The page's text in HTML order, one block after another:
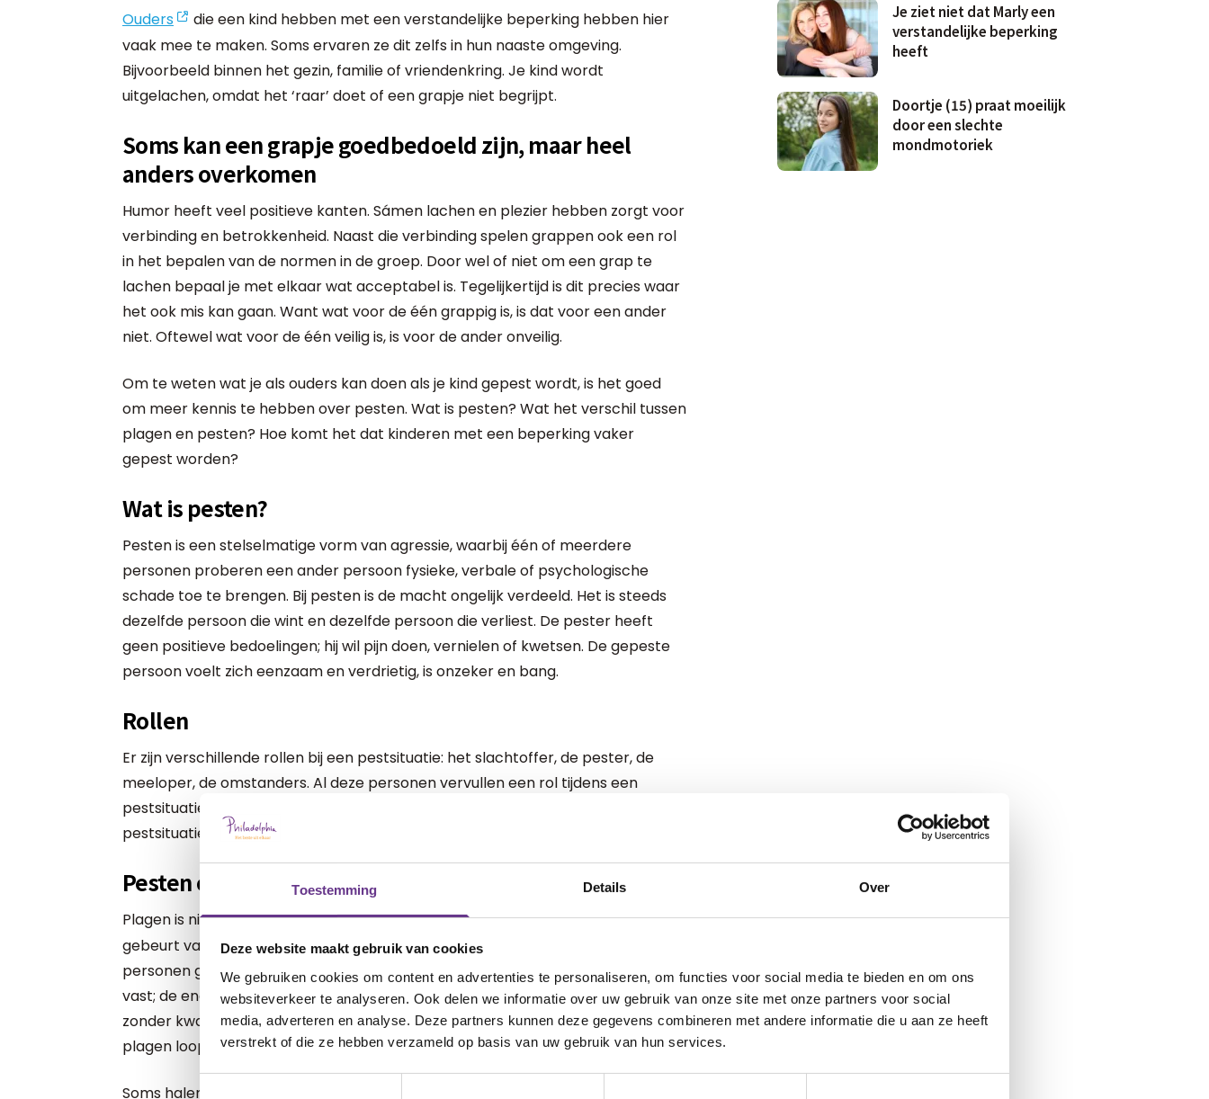
Toestemming Details Over
Deze website maakt gebruik van cookies
We gebruiken cookies om content en advertenties te personaliseren, om functies voor social media te bieden en om ons
websiteverkeer te analyseren. Ook delen we informatie over uw gebruik van onze site met onze partners voor social
media, adverteren en analyse. Deze partners kunnen deze gegevens combineren met andere informatie die u aan ze heeft
verstrekt of die ze hebben verzameld op basis van uw gebruik van hun services.
Ouders
die een kind hebben met een verstandelijke beperking hebben hier
vaak mee te maken. Soms ervaren ze dit zelfs in hun naaste omgeving.
Bijvoorbeeld binnen het gezin, familie of vriendenkring. Je kind wordt
uitgelachen, omdat het ‘raar’ doet of een grapje niet begrijpt.
Soms kan een grapje goedbedoeld zijn, maar heel
anders overkomen
Humor heeft veel positieve kanten. Sámen lachen en plezier hebben zorgt voor
verbinding en betrokkenheid. Naast die verbinding spelen grappen ook een rol
in het bepalen van de normen in de groep. Door wel of niet om een grap te
lachen bepaal je met elkaar wat acceptabel is. Tegelijkertijd is dit precies waar
het ook mis kan gaan. Want wat voor de één grappig is, is dat voor een ander
niet. Oftewel wat voor de één veilig is, is voor de ander onveilig.
Om te weten wat je als ouders kan doen als je kind gepest wordt, is het goed
om meer kennis te hebben over pesten. Wat is pesten? Wat het verschil tussen
plagen en pesten? Hoe komt het dat kinderen met een beperking vaker
gepest worden?
Wat is pesten?
Pesten is een stelselmatige vorm van agressie, waarbij één of meerdere
personen proberen een ander persoon fysieke, verbale of psychologische
schade toe te brengen. Bij pesten is de macht ongelijk verdeeld. Het is steeds
dezelfde persoon die wint en dezelfde persoon die verliest. De pester heeft
geen positieve bedoelingen; hij wil pijn doen, vernielen of kwetsen. De gepeste
persoon voelt zich eenzaam en verdrietig, is onzeker en bang.
Rollen
Er zijn verschillende rollen bij een pestsituatie: het slachtoffer, de pester, de
meeloper, de omstanders. Al deze personen vervullen een rol tijdens een
pestsituatie. Jouw kind kan dus ook ongevraagd deelnemer zijn van een
pestsituatie doordat hij hier bijvoorbeeld als omstander aanwezig is.
Pesten of plagen
Plagen is niet hetzelfde alspesten
. Bij plagen is er sprake van incidenten: het
gebeurt vaak spontaan, duurt niet lang en is onregelmatig. Bij plagen zijn
personen gelijk aan elkaar; er is geen machtsverhouding. De rollen liggen niet
vast; de ene keer plaagt de één, de andere keer plaagt de ander. Het gebeurt
zonder kwade bedoelingen en is daarom vaak leuk, plezierig en grappig. Bij
plagen loopt de geplaagde geen blijvende psychische of fysieke schade op.
Soms halen kinderen en jongeren met een verstandelijke beperking plagen en
Je ziet niet dat Marly een
verstandelijke beperking
heeft
Doortje (15) praat moeilijk
door een slechte
mondmotoriek